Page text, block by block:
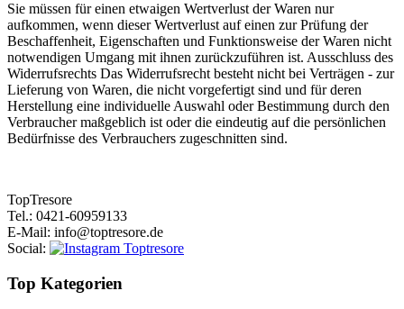
Sie müssen für einen etwaigen Wertverlust der Waren nur
aufkommen, wenn dieser Wertverlust auf einen zur Prüfung der
Beschaffenheit, Eigenschaften und Funktionsweise der Waren nicht
notwendigen Umgang mit ihnen zurückzuführen ist. Ausschluss des
Widerrufsrechts Das Widerrufsrecht besteht nicht bei Verträgen - zur
Lieferung von Waren, die nicht vorgefertigt sind und für deren
Herstellung eine individuelle Auswahl oder Bestimmung durch den
Verbraucher maßgeblich ist oder die eindeutig auf die persönlichen
Bedürfnisse des Verbrauchers zugeschnitten sind.
TopTresore
Tel.: 0421-60959133
E-Mail: info@toptresore.de
Social:
Top Kategorien